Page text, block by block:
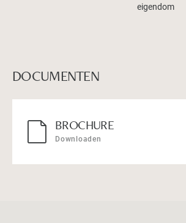
eigendom
DOCUMENTEN
BROCHURE
Downloaden